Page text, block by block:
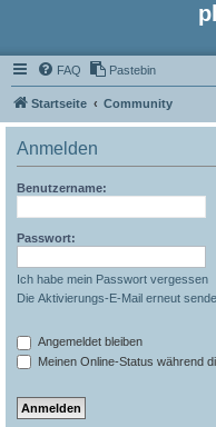
FAQ Pastebin
Startseite Community
Anmelden
Benutzername:
Passwort:
Ich habe mein Passwort vergessen
Die Aktivierungs-E-Mail erneut
Angemeldet bleiben
Meinen Online-Status während